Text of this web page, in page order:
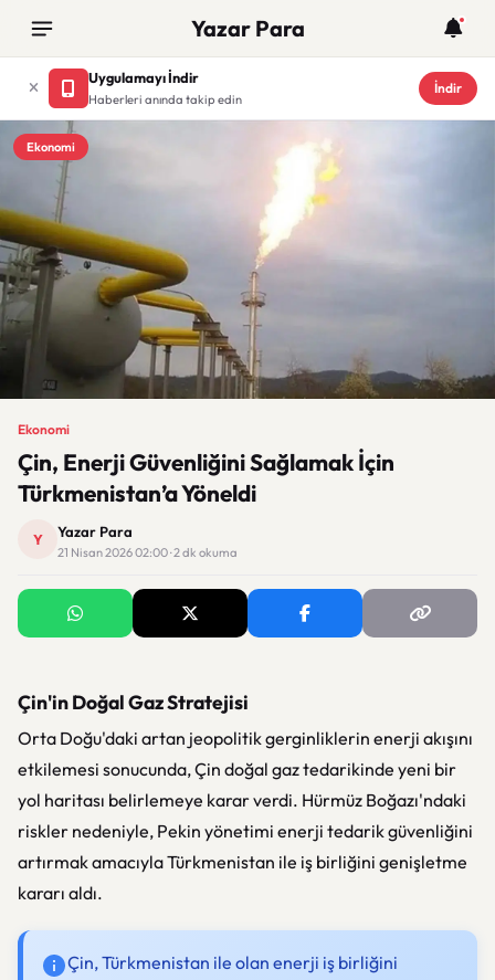
Yazar Para
Uygulamayı İndir
Haberleri anında takip edin
İndir
Ekonomi
Ekonomi
Çin, Enerji Güvenliğini Sağlamak İçin
Türkmenistan’a Yöneldi
Y Yazar Para
21 Nisan 2026 02:00 · 2 dk okuma
Çin'in Doğal Gaz Stratejisi
Orta Doğu'daki artan jeopolitik gerginliklerin enerji akışını
etkilemesi sonucunda, Çin doğal gaz tedarikinde yeni bir
yol haritası belirlemeye karar verdi. Hürmüz Boğazı'ndaki
riskler nedeniyle, Pekin yönetimi enerji tedarik güvenliğini
artırmak amacıyla Türkmenistan ile iş birliğini genişletme
kararı aldı.
Çin, Türkmenistan ile olan enerji iş birliğini